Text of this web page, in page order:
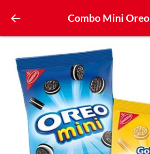
Combo Mini Oreo